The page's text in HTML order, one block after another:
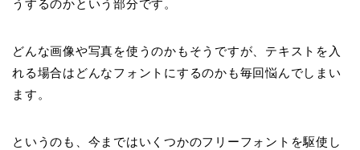
うするのかという部分です。
どんな画像や写真を使うのかもそうですが、テキストを入
れる場合はどんなフォントにするのかも毎回悩んでしまい
ます。
というのも、今まではいくつかのフリーフォントを駆使し